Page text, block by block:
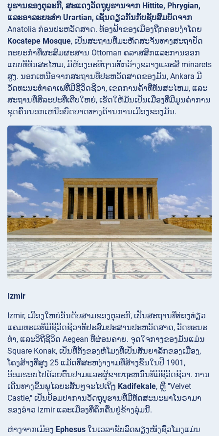
ບູຮານຂອງຕຸລະກີ, ສະແດງວັດຖຸບູຮານຈາກ Hittite, Phrygian,
ແລະອາລະຍະທໍາ Urartian, ເຊັ່ນດຽວກັນກັບຊັບສົມບັດຈາກ
Anatolia ກ່ອນປະຫວັດສາດ. ທ້ອງຟ້າຂອງເມືອງຖືກຄອບງໍາໂດຍ
Kocatepe Mosque, ເປັນສະຖານທີ່ມະຫັດສະຈັນທາງສະຖາປັດ
ຕະຍະກໍາທີ່ຜະສົມຜະສານ Ottoman ຄລາສສິກແລະການອອກ
ແບບທີ່ທັນສະໄຫມ, ມີຫ້ອງອະທິຖານທີ່ກວ້າງຂວາງແລະສີ່ minarets
ສູງ. ນອກເຫນືອຈາກສະຖານທີ່ປະຫວັດສາດຂອງມັນ, Ankara ມີ
ວັດທະນະທໍາຄາເຟທີ່ມີຊີວິດຊີວາ, ເຂດການຄ້າທີ່ທັນສະໄຫມ, ແລະ
ສະຖານທີ່ສິລະປະທີ່ເຕີບໃຫຍ່, ເຮັດໃຫ້ມັນເປັນເມືອງທີ່ມີມູນຄ່າການ
ຂຸດຄົ້ນນອກເຫນືອບົດບາດທາງດ້ານການເມືອງຂອງມັນ.
Izmir
Izmir, ເມືອງໃຫຍ່ອັນດັບສາມຂອງຕຸລະກີ, ເປັນສະຖານທີ່ທ່ອງທ່ຽວ
ແຄມທະເລທີ່ມີຊີວິດຊີວາທີ່ປະສົມປະສານປະຫວັດສາດ, ວັດທະນະ
ທໍາ, ແລະວິຖີຊີວິດ Aegean ທີ່ຜ່ອນຄາຍ. ຈຸດໃຈກາງຂອງມັນແມ່ນ
Square Konak, ເປັນທີ່ຕັ້ງຂອງຫໍໂມງທີ່ເປັນສັນຍາລັກຂອງເມືອງ,
ໂຄງສ້າງທີ່ສູງ 25 ແມັດທີ່ສະຫງ່າງາມທີ່ສ້າງຂຶ້ນໃນປີ 1901,
ອ້ອມຮອບໄປດ້ວຍຕົ້ນປາມແລະຜູ້ຂາຍຖະຫນົນທີ່ມີຊີວິດຊີວາ. ການ
ເດີນທາງຂຶ້ນພູໄລຍະສັ້ນໆຈະໄປເຖິງ Kadifekale, ຫຼື "Velvet
Castle," ເປັນປ້ອມປາການວັດຖຸບູຮານທີ່ມີທັດສະນະພາໂນຣາມາ
ຂອງອ່າວ Izmir ແລະເມືອງທີ່ຄຶກຄື້ນຢູ່ຂ້າງລຸ່ມນີ້.
ຫ່າງຈາກເມືອງ Ephesus ໃນເວລາຂັບລົດພຽງໜຶ່ງຊົ່ວໂມງແມ່ນ